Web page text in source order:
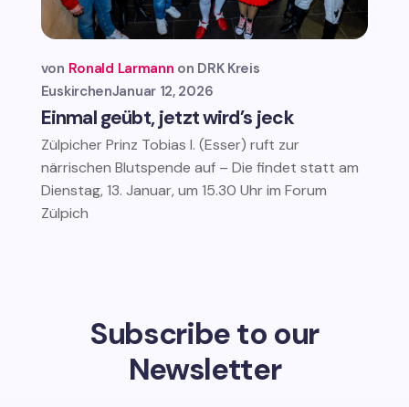
Einmal geübt, jetzt wird’s jeck
von Ronald Larmann
DRK Kreis
EuskirchenJanuar 12, 2026
Zülpicher Prinz Tobias I. (Esser) ruft zur
närrischen Blutspende auf – Die findet statt am
Dienstag, 13. Januar, um 15.30 Uhr im Forum
Zülpich
Subscribe to our
Newsletter